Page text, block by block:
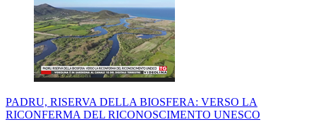
PADRU, RISERVA DELLA BIOSFERA: VERSO LA
RICONFERMA DEL RICONOSCIMENTO UNESCO